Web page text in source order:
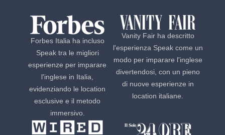
Forbes Italia ha incluso
Speak tra le migliori
esperienze per imparare
l'inglese in Italia,
evidenziando le location
esclusive e il metodo
immersivo.
Vanity Fair ha descritto
l'esperienza Speak come un
modo per imparare l'inglese
divertendosi, con un pieno
di nuove esperienze in
location italiane.